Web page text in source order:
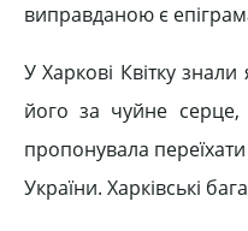
виправданою є
У Харкові Квітку
його за чуйне
пропонувала
України. Харківські